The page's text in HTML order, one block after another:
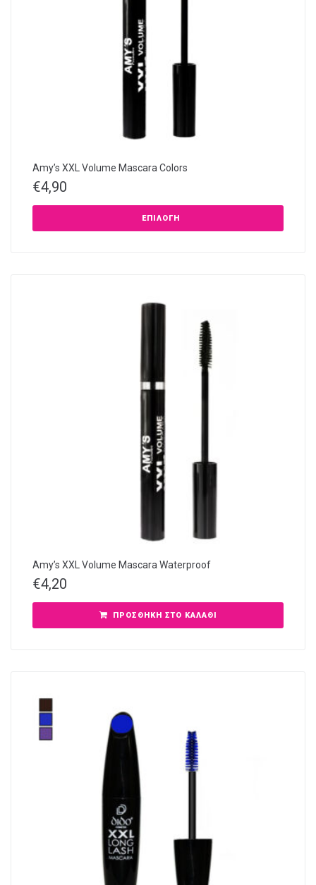
Amy’s XXL Volume Mascara Colors
€4,90
ΕΠΙΛΟΓΉ
Amy’s XXL Volume Mascara Waterproof
€4,20
ΠΡΟΣΘΉΚΗ ΣΤΟ ΚΑΛΆΘΙ